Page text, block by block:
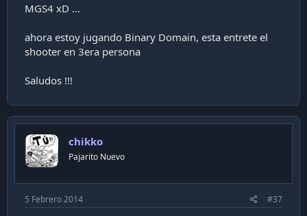
MGS4 xD ...
ahora estoy jugando Binary Domain, esta entrete el
shooter en 3era persona
Saludos !!!
chikko
Pajarito Nuevo
5 Febrero 2014 #37